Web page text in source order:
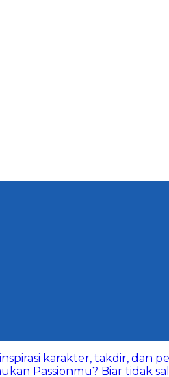
karakter, takdir, dan
Passionmu? Biar tidak